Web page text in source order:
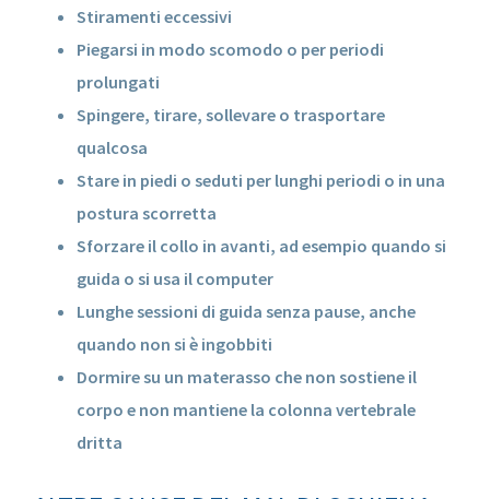
Stiramenti eccessivi
Piegarsi in modo scomodo o per periodi
prolungati
Spingere, tirare, sollevare o trasportare
qualcosa
Stare in piedi o seduti per lunghi periodi o in una
postura scorretta
Sforzare il collo in avanti, ad esempio quando si
guida o si usa il computer
Lunghe sessioni di guida senza pause, anche
quando non si è ingobbiti
Dormire su un materasso che non sostiene il
corpo e non mantiene la colonna vertebrale
dritta